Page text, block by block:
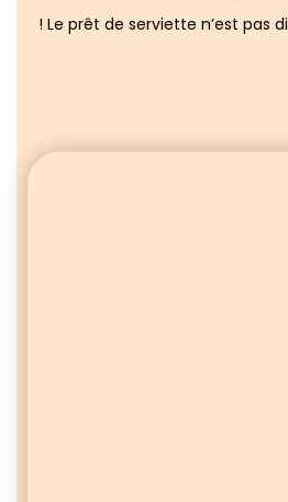
! Le prêt de serviette n’est pas